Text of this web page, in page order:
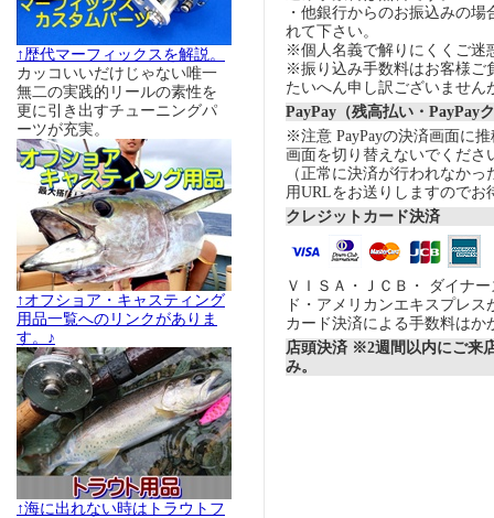
↑歴代マーフィックスを解説。
カッコいいだけじゃない唯一
無二の実践的リールの素性を
更に引き出すチューニングパ
ーツが充実。
↑オフショア・キャスティング
用品一覧へのリンクがありま
す。♪
↑海に出れない時はトラウトフ
・他銀行からのお振込みの場
れて下さい。
※個人名義で解りにくくご迷
※振り込み手数料はお客様ご
たいへん申し訳ございません
PayPay（残高払い・PayPay
※注意 PayPayの決済画面に
画面を切り替えないでくださ
（正常に決済が行われなか
用URLをお送りしますのでお
クレジットカード決済
ＶＩＳＡ・ＪＣＢ・ ダイナ
ド・アメリカンエキスプレ
カード決済による手数料はか
店頭決済 ※2週間以内にご来
み。